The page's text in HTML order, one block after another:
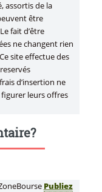
assortis de la
être
fait d’être
ne changent rien
site effectue des
d’insertion ne
leurs offres
Publiez